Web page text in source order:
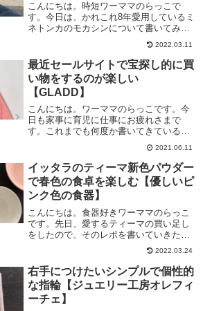
こんにちは。時短ワーママのらっこで
す。今日は、かれこれ8年愛用しているミ
ネトンカのモカシンについて書いてみま
す。 「ミネトンカのモカシンが気になっ
ているけど、履き心地はどうなのかし
ら？」と気になっている方の参考になれ
ば嬉しいです。 ミネトン...
2022.03.11
最近セールサイトで宝探し的に買
い物をするのが楽しい
【GLADD】
こんにちは。ワーママのらっこです。今
日も家事に育児に仕事にお疲れさまで
す。これまでも何度か書いてきているの
ですが、私は自分の洋服にあまりお金を
かけません。「洋服は消耗品だから」と
いうのが大きな理由なのですが、もうひ
とつの理由はネット購入が多...
2021.06.11
イッタラのティーマ新色パウダー
で春色の食卓を楽しむ【優しいピ
ンク色の食器】
こんにちは。食器好きワーママのらっこ
です。先日、愛するティーマの買い足し
をしたので、そのレポを書いていきたい
と思います。今回買ったのは、 ・ティー
マ新色パウダーのシリアルボウル ・ティ
ーマ新色パウダーのマグカップ 300ml ・
ホワイトのテ...
2022.03.24
右手につけたいシンプルで個性的
な指輪【ジュエリー工房オレフィ
ーチェ】